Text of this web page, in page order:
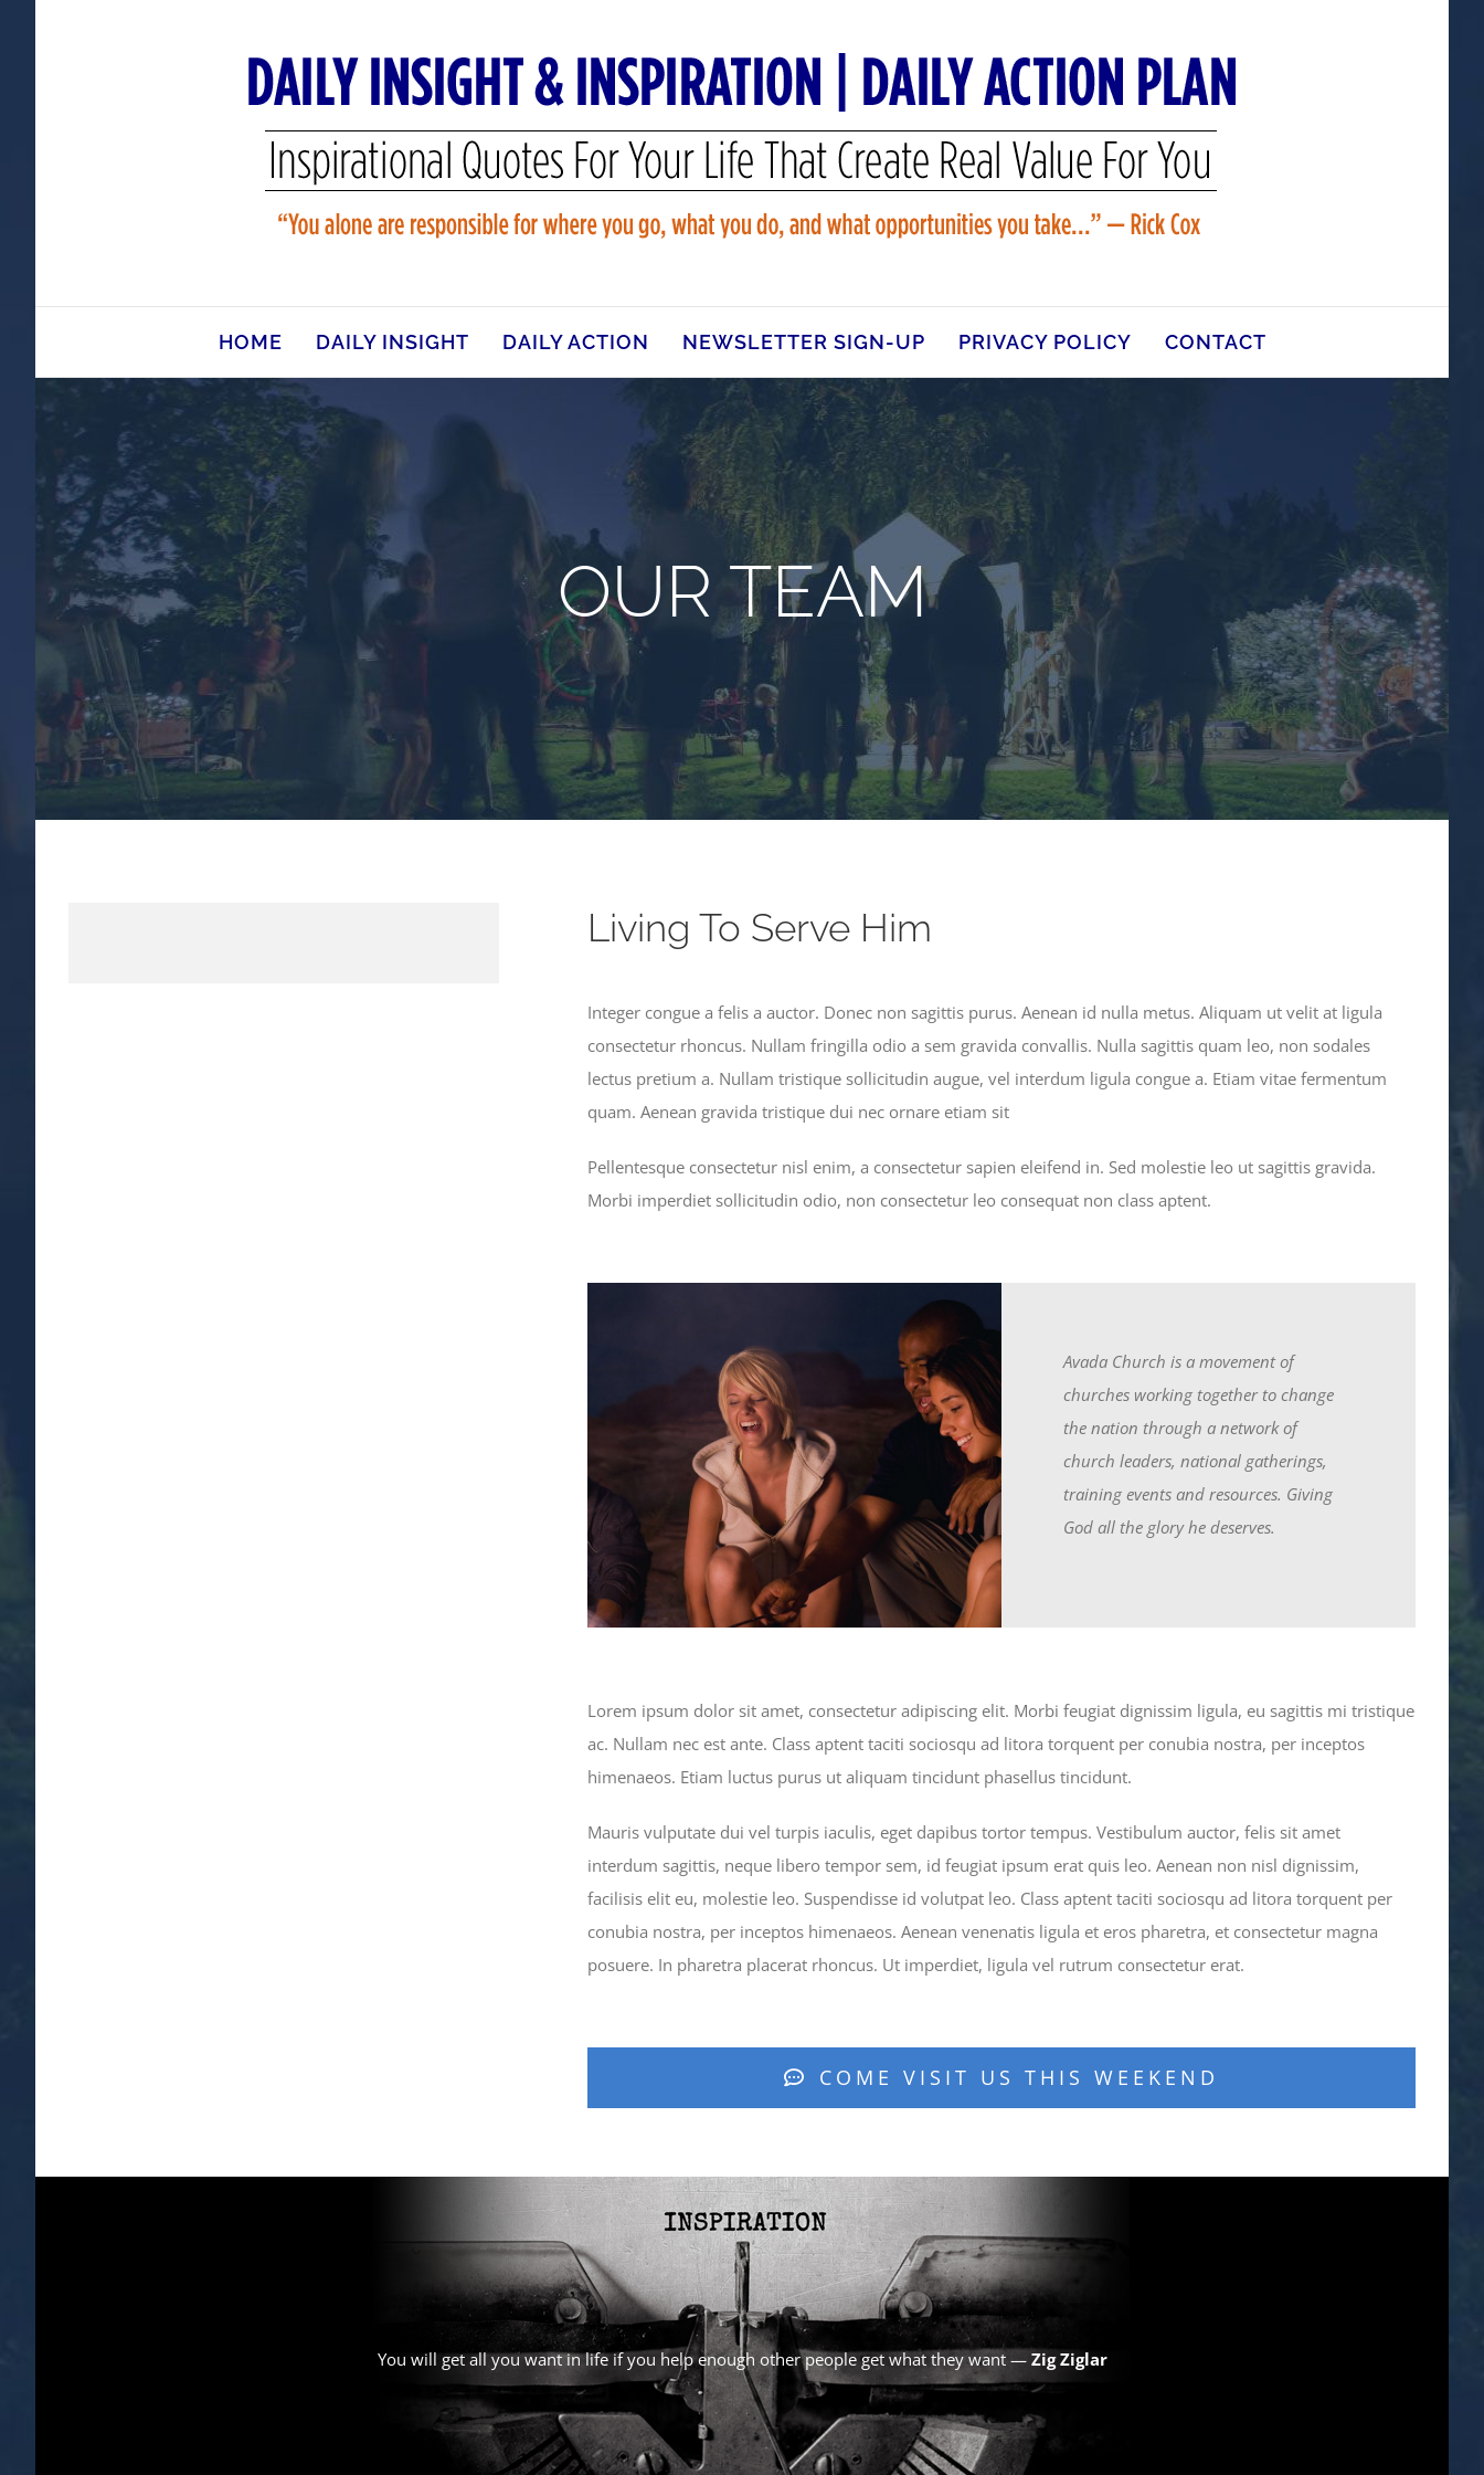
HOME DAILY INSIGHT DAILY ACTION NEWSLETTER SIGN-UP PRIVACY POLICY CONTACT
OUR TEAM
Living To Serve Him
Integer congue a felis a auctor. Donec non sagittis purus. Aenean id nulla metus. Aliquam ut velit at ligula
consectetur rhoncus. Nullam fringilla odio a sem gravida convallis. Nulla sagittis quam leo, non sodales
lectus pretium a. Nullam tristique sollicitudin augue, vel interdum ligula congue a. Etiam vitae fermentum
quam. Aenean gravida tristique dui nec ornare etiam sit
Pellentesque consectetur nisl enim, a consectetur sapien eleifend in. Sed molestie leo ut sagittis gravida.
Morbi imperdiet sollicitudin odio, non consectetur leo consequat non class aptent.
Avada Church is a movement of
churches working together to change
the nation through a network of
church leaders, national gatherings,
training events and resources. Giving
God all the glory he deserves.
Lorem ipsum dolor sit amet, consectetur adipiscing elit. Morbi feugiat dignissim ligula, eu sagittis mi tristique
ac. Nullam nec est ante. Class aptent taciti sociosqu ad litora torquent per conubia nostra, per inceptos
himenaeos. Etiam luctus purus ut aliquam tincidunt phasellus tincidunt.
Mauris vulputate dui vel turpis iaculis, eget dapibus tortor tempus. Vestibulum auctor, felis sit amet
interdum sagittis, neque libero tempor sem, id feugiat ipsum erat quis leo. Aenean non nisl dignissim,
facilisis elit eu, molestie leo. Suspendisse id volutpat leo. Class aptent taciti sociosqu ad litora torquent per
conubia nostra, per inceptos himenaeos. Aenean venenatis ligula et eros pharetra, et consectetur magna
posuere. In pharetra placerat rhoncus. Ut imperdiet, ligula vel rutrum consectetur erat.
COME VISIT US THIS WEEKEND
You will get all you want in life if you help enough other people get what they want — Zig Ziglar